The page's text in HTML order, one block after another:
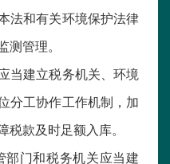
法和有关环境保护法律
管理。
当建立税务机关、环境
分工协作工作机制，加
款及时足额入库。
门和税务机关应当建